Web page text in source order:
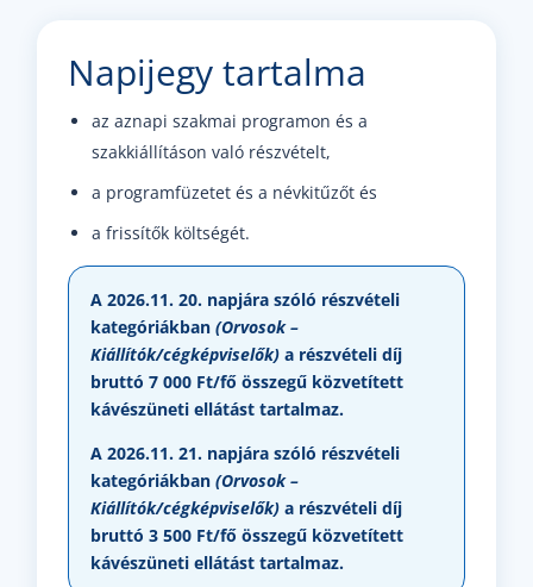
Napijegy tartalma
az aznapi szakmai programon és a
szakkiállításon való részvételt,
a programfüzetet és a névkitűzőt és
a frissítők költségét.
A 2026.11. 20. napjára szóló részvételi
kategóriákban (Orvosok –
Kiállítók/cégképviselők) a részvételi díj
bruttó 7 000 Ft/fő összegű közvetített
kávészüneti ellátást tartalmaz.
A 2026.11. 21. napjára szóló részvételi
kategóriákban (Orvosok –
Kiállítók/cégképviselők) a részvételi díj
bruttó 3 500 Ft/fő összegű közvetített
kávészüneti ellátást tartalmaz.